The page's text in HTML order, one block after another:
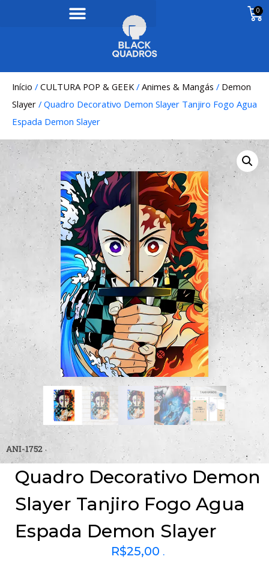
0
Início / CULTURA POP & GEEK/ Animes & Mangás / Demon
Slayer / Quadro Decorativo Demon Slayer Tanjiro Fogo Agua
Espada Demon Slayer
ANI-1752
Quadro Decorativo Demon
Slayer Tanjiro Fogo Agua
Espada Demon Slayer
R$25,00 .